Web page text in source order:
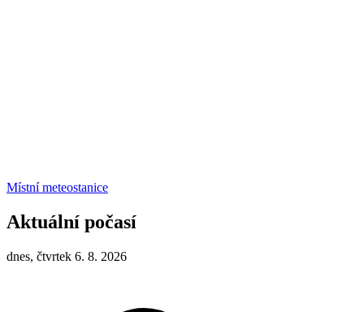
Místní meteostanice
Aktuální počasí
dnes, čtvrtek 6. 8. 2026